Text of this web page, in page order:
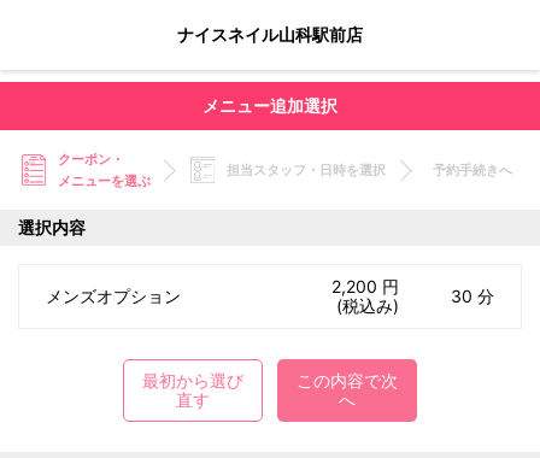
ナイスネイル山科駅前店
メニュー追加選択
クーポン・
メニューを選ぶ
担当スタッフ・日時を選択 予約手続きへ
選択内容
メンズオプション
2,200 円
(税込み)
30 分
最初から選び
直す
この内容で次
へ